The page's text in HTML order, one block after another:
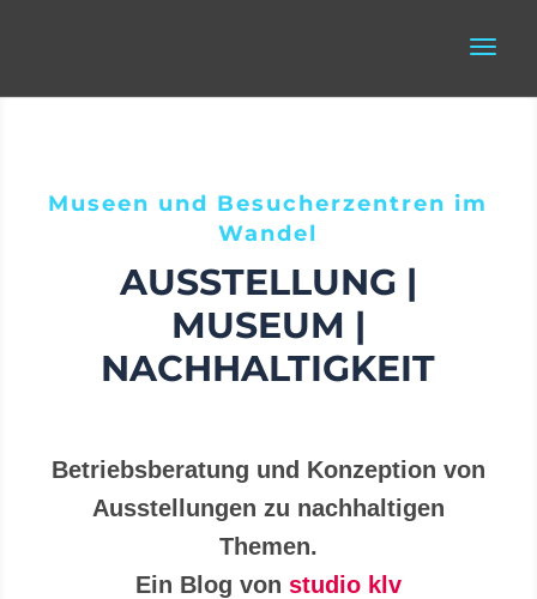
Museen und Besucherzentren im
Wandel
AUSSTELLUNG |
MUSEUM |
NACHHALTIGKEIT
Betriebsberatung und Konzeption von
Ausstellungen zu nachhaltigen
Themen.
Ein Blog von studio klv